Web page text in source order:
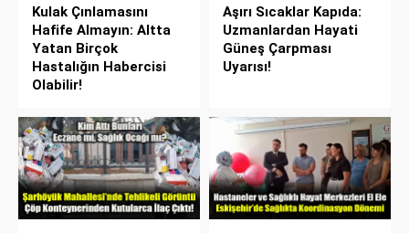
Kulak Çınlamasını
Hafife Almayın: Altta
Yatan Birçok
Hastalığın Habercisi
Olabilir!
Aşırı Sıcaklar Kapıda:
Uzmanlardan Hayati
Güneş Çarpması
Uyarısı!